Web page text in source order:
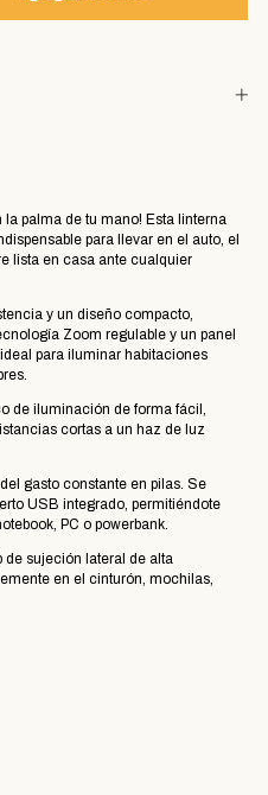
palma de tu mano! Esta linterna
para llevar en el auto, el
lista en casa ante cualquier
y un diseño compacto,
Zoom regulable y un panel
para iluminar habitaciones
de iluminación de forma fácil,
cortas a un haz de luz
gasto constante en pilas. Se
USB integrado, permitiéndote
PC o powerbank.
sujeción lateral de alta
en el cinturón, mochilas,